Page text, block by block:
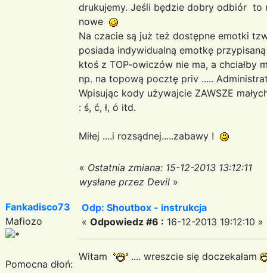
drukujemy. Jeśli będzie dobry odbiór to
nowe
Na czacie są już też dostępne emotki
posiada indywidualną emotkę
ktoś z TOP-owiczów nie ma, a chciałby
np. na topową pocztę priv .....
Wpisując kody używajcie ZAWSZE
: ś, ć, ł, ó itd.
Miłej ....i rozsądnej.....zabawy !
« Ostatnia zmiana: 15-12-2013 13:12:11
wysłane przez Devil »
Fankadisco73
Mafiozo
Pomocna dłoń:
Odp: Shoutbox - instrukcja
« Odpowiedz #6 : 16-12-2013 19:12:10 »
Witam .... wreszcie się doczekałam